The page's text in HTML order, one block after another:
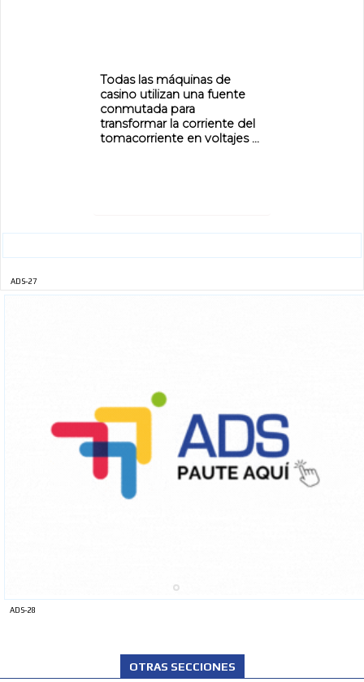
Todas las máquinas de
casino utilizan una fuente
conmutada para
transformar la corriente del
tomacorriente en voltajes ...
ADS-27
ADS-28
OTRAS SECCIONES